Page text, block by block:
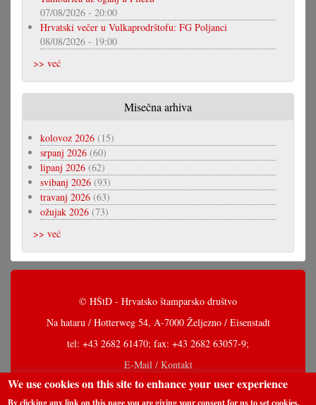
07/08/2026 - 20:00
Hrvatski večer u Vulkaprodrštofu: FG Poljanci
08/08/2026 - 19:00
>> već
Misečna arhiva
kolovoz 2026 (15)
srpanj 2026 (60)
lipanj 2026 (62)
svibanj 2026 (93)
travanj 2026 (63)
ožujak 2026 (73)
>> već
© HŠtD - Hrvatsko štamparsko društvo
Na hataru / Hotterweg 54, A-7000 Željezno / Eisenstadt
tel: +43 2682 61470; fax: +43 2682 63057-9;
E-Mail / Kontakt
We use cookies on this site to enhance your user experience
By clicking any link on this page you are giving your consent for us to set cookies.